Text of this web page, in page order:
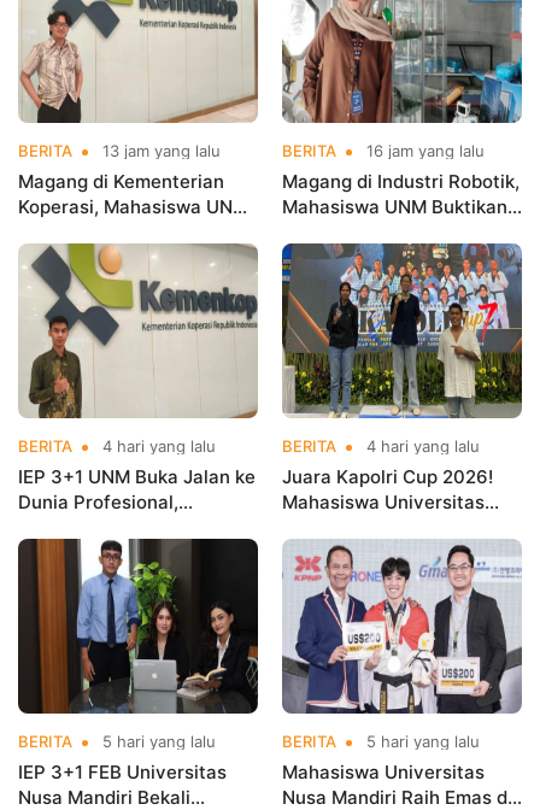
BERITA 13 jam yang lalu
Magang di Kementerian
Koperasi, Mahasiswa UNM
Siap Hadapi Dunia Kerja
BERITA 16 jam yang lalu
Magang di Industri Robotik,
Mahasiswa UNM Buktikan
dengan Dunia Kerja
BERITA 4 hari yang lalu
IEP 3+1 UNM Buka Jalan ke
Dunia Profesional,
Kementerian Koperasi
BERITA 4 hari yang lalu
Juara Kapolri Cup 2026!
Mahasiswa Universitas
Nama Kampus di Kejurnas
Taekwondo
BERITA 5 hari yang lalu
IEP 3+1 FEB Universitas
Nusa Mandiri Bekali
BERITA 5 hari yang lalu
Mahasiswa Universitas
Nusa Mandiri Raih Emas di